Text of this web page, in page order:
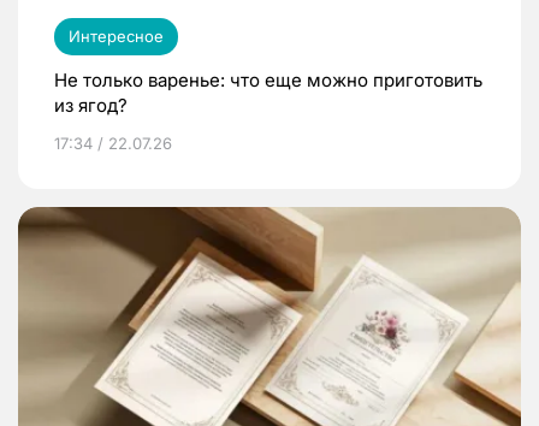
Интересное
Не только варенье: что еще можно приготовить
из ягод?
17:34 / 22.07.26